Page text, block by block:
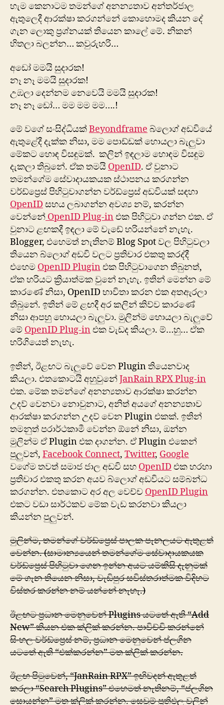
හැම කෙනාටම තමන්ගේ අනන්‍යතාව අන්තර්ජාල
ඇතුලෙදී ආරක්ෂා කරගන්නේ කොහොමද කියන දේ
ගැන ලොකු ප්‍රශ්නයක් තියෙන කාලේ මේ. නිකන්
හිතලා බලන්න… කවුරුහරි…
අ‍ඩෝ මමයි සුදාරක!
නෑ නෑ මමයි සුදාරක!
උඹලා දෙන්නම නෙවෙයි මමයි සුදාරක!
නෑ නෑ ඩෝ… මම මම මම….!
මේ වගේ සංසිද්ධියක්Beyondframe බ්ලොග් අඩවියේ
ඇතුළේදී දැක්ක නිසා, මම පොඩ්ඩක් හොයලා බැලුවා
මේකට හොඳ විසඳුමක්. කලින් ඉඳලාම හොඳම විසඳුම
දැකලා තිබුනේ. ඒක තමයි OpenID. ඒ වුනාට
තමන්ගේම සේවාදායකයක ස්ථාපනය කරගන්න
වර්ඩ්ප්‍රෙස් පිහිටුවාගන්න වර්ඩ්ප්‍රෙස් අඩවියක් සඳහා
OpenID සහය ලබාගන්න අවශ්‍ය නම්, කරන්න
වෙන්නේ OpenID Plug-in එක පිහිටුවා ගන්න එක. ඒ
වුනාට ළඟකදී ඉඳලා මේ වැඩේ හරියන්නේ නැහැ.
Blogger, එහෙමත් නැතිනම් Blog Spot වල පිහිටුවලා
තියෙන බ්ලොග් අඩවි වලට ප්‍රතිචාර එකතු කරද්දී
එහෙම OpenID Plugin එක පිහිටුවාගෙන තිබුනත්,
ඒක හරියට ක්‍රියාත්මක වුනේ නැහැ. ඉතින් මෙන්න මේ
කාරණේ නිසා, OpenID භාවිතා කරන එක අතඇරලා
තිබුනේ. ඉතින් මේ ළඟදී අර කලින් කිව්ව කා‍රණේ
නිසා ආපහු හොයලා බැලුවා. මුලින්ම හොයලා බැලුවේ
මේ OpenID Plug-in එක වැඩද කියලා. ම්…හු… ඒක
හරිගියෙත් නැහැ.
ඉතින්, ඊළඟට බැලුවේ වෙන Plugin තියෙනවාද
කියලා. එතකොටයි අහුවුනේJanRain RPX Plug-in
එක. මේක තමන්ගේ අනන්‍යතාව ආරක්ෂා කරන්න
උදව් වෙනවා නොවුනාට, ‍අනිත් අයගේ අනන්‍යතාව
ආරක්ෂා කරගන්න උදව් වෙන Plugin එකක්. ඉතින්
තමනුත් පරාර්ථකාමී වෙන්න ඕනේ නිසා, ඔන්න
මුලින්ම ඒ Plugin එක දාගන්න. ඒ Plugin එකෙන්
පුලුවන්, Facebook Connect, Twitter, Google
ව‍ගේම තවත් සමාජ ජාල අඩවි සහ OpenID එක හරහා
ප්‍රතිචාර එකතු කරන අයව බ්ලොග් අඩවියට සම්බන්ධ
කරගන්න. එතකොට අර අල වෙච්ච OpenID Plugin
එකට වඩා සාර්ථකව මේක වැඩ කරනවා කියලා
කියන්න පුලුවන්.
මුලින්ම, තමන්ගේ වර්ඩ්ප්‍රෙස් පාලක පැනලයට ඇතුළත්
වෙන්න. (සාමාන්‍යයෙන් තමන්ගේම සේවාදායකයක
වර්ඩ්ප්‍රෙස් පිහිටුවා ගෙන ඉන්න අයට යම්කිසි දැනුමක්
මේ ගැන තියෙන නිසා, වැඩිපුර සවිස්තරාත්මක විදිහට
විස්තර කරන්න නම් යන්නේ නැහැ.)
ඊළඟට ප්‍රධාන මෙනුවෙන් Plugins යටතේ ඇති “Add
New” කියන එක ක්ලික් කරන්න. පාවිච්චි කරන්නේ
සිංහල වර්ඩ්ප්‍රෙස් නම්, ප්‍රධාන මෙනුවෙන් ප්ලගින
යටතේ ඇති “එක්කරන්න” මත ක්ලික් කරන්න.
ඊළඟ පිටුවෙන්, “JanRain RPX” ඉඟිවදන් ඇතුළත්
කරලා “Search Plugins” එහෙමත් නැතිනම්, “ප්ලගින
සොයන්න” මත ක්ලික් කරන්න. සෙවුම් ප්‍රතිඵල වලින්